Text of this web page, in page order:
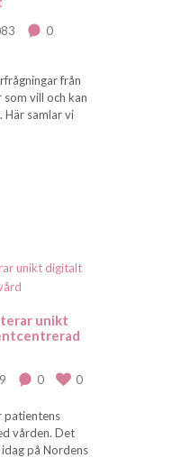
0
från
vill och kan
samlar vi
unikt
0 0
patientens
vården. Det
på Nordens